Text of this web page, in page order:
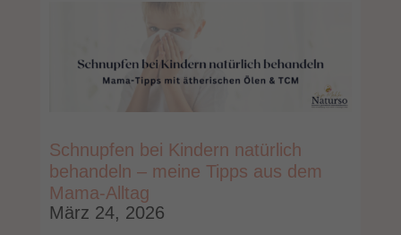
Schnupfen bei Kindern natürlich
behandeln – meine Tipps aus dem
Mama-Alltag
März 24, 2026